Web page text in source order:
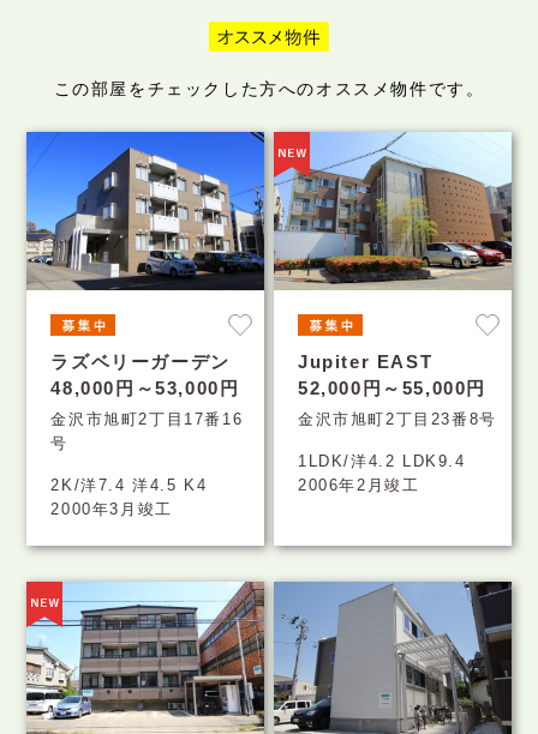
この部屋をチェックした方へのオススメ物件です。
ラズベリーガーデン
48,000円～53,000円
金沢市旭町2丁目17番16
号
2K/洋7.4 洋4.5 K4
2000年3月竣工
Jupiter EAST
52,000円～55,000円
金沢市旭町2丁目23番8号
1LDK/洋4.2 LDK9.4
2006年2月竣工